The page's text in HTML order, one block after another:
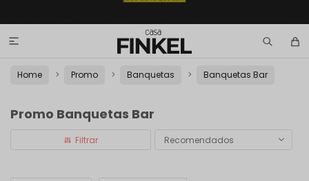

Home Promo Banquetas Banquetas Bar
Promo Banquetas Bar
Recomendados